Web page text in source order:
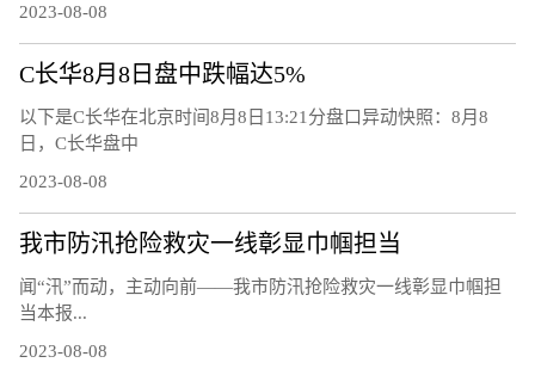
2023-08-08
C长华8月8日盘中跌幅达5%
以下是C长华在北京时间8月8日13:21分盘口异动快照：8月8
日，C长华盘中
2023-08-08
我市防汛抢险救灾一线彰显巾帼担当
闻“汛”而动，主动向前——我市防汛抢险救灾一线彰显巾帼担
当本报...
2023-08-08